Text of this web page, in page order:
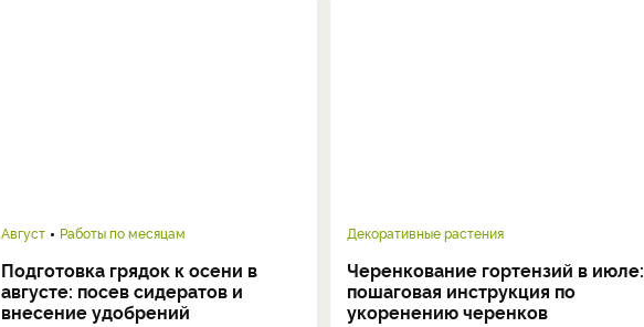
Август Работы по месяцам
Подготовка грядок к осени в
августе: посев сидератов и
внесение удобрений
Декоративные растения
Черенкование гортензий в июле:
пошаговая инструкция по
укоренению черенков